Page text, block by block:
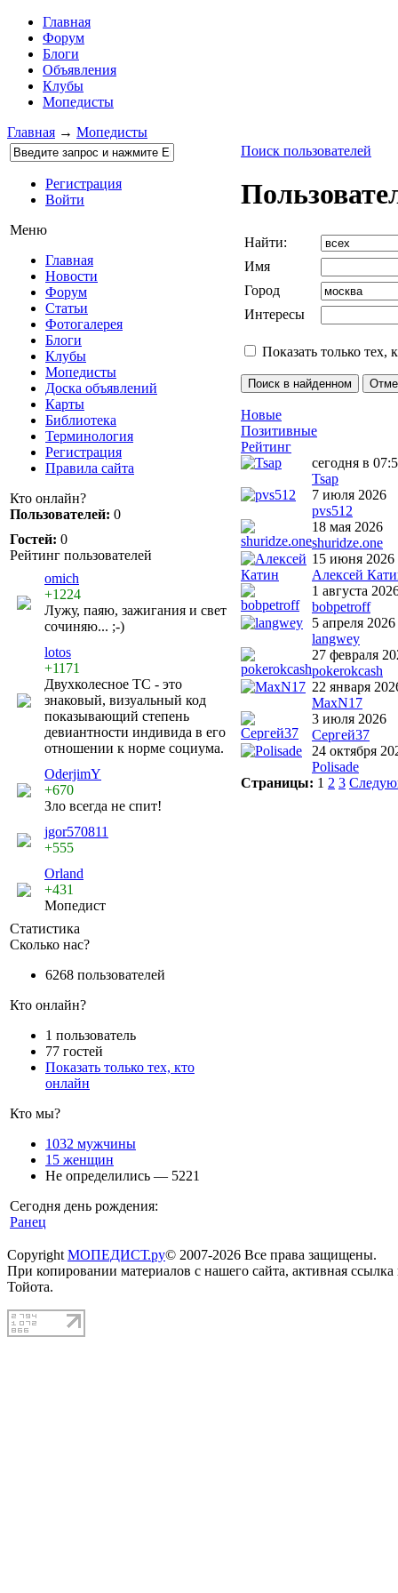
Главная
Форум
Блоги
Объявления
Клубы
Мопедисты
Главная → Мопедисты
Регистрация
Войти
Меню
Главная
Новости
Форум
Статьи
Фотогалерея
Блоги
Клубы
Мопедисты
Доска объявлений
Карты
Библиотека
Терминология
Регистрация
Правила сайта
Кто онлайн?
Пользователей: 0
Гостей: 0
Рейтинг пользователей
omich
+1224
Лужу, паяю, зажигания и свет
сочиняю... ;-)
lotos
+1171
Двухколесное ТС - это
знаковый, визуальный код
показывающий степень
девиантности индивида в его
отношении к норме социума.
OderjimY
+670
Зло всегда не спит!
jgor570811
+555
Orland
+431
Мопедист
Статистика
Сколько нас?
6268 пользователей
Кто онлайн?
1 пользователь
77 гостей
Показать только тех, кто
онлайн
Кто мы?
1032 мужчины
15 женщин
Не определились — 5221
Сегодня день рождения:
Ранец
Поиск пользователей
Найти:
Имя
Город
Интересы
Показать только тех,
Новые
Позитивные
Рейтинг
сегодня в
Tsap
7 июля 2026
pvs512
18 мая 2026
shuridze.one
15 июня 2026
Алексей
1 августа
bobpetroff
5 апреля 2026
langwey
27 февраля
pokerokcash
22 января
MaxN17
3 июля 2026
Сергей37
24 октября
Polisade
Страницы: 1 2 3
Copyright МОПЕДИСТ.ру© 2007-2026 Все права защищены.
При копировании материалов с нашего сайта, активная
Тойота.